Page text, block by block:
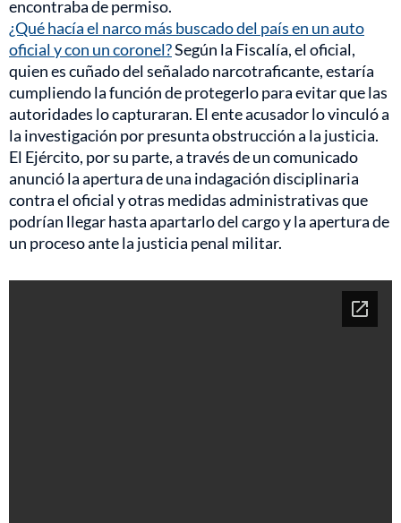
encontraba de permiso.
¿Qué hacía el narco más buscado del país en un auto
oficial y con un coronel?Según la Fiscalía, el oficial,
quien es cuñado del señalado narcotraficante, estaría
cumpliendo la función de protegerlo para evitar que las
autoridades lo capturaran. El ente acusador lo vinculó a
la investigación por presunta obstrucción a la justicia.
El Ejército, por su parte, a través de un comunicado
anunció la apertura de una indagación disciplinaria
contra el oficial y otras medidas administrativas que
podrían llegar hasta apartarlo del cargo y la apertura de
un proceso ante la justicia penal militar.